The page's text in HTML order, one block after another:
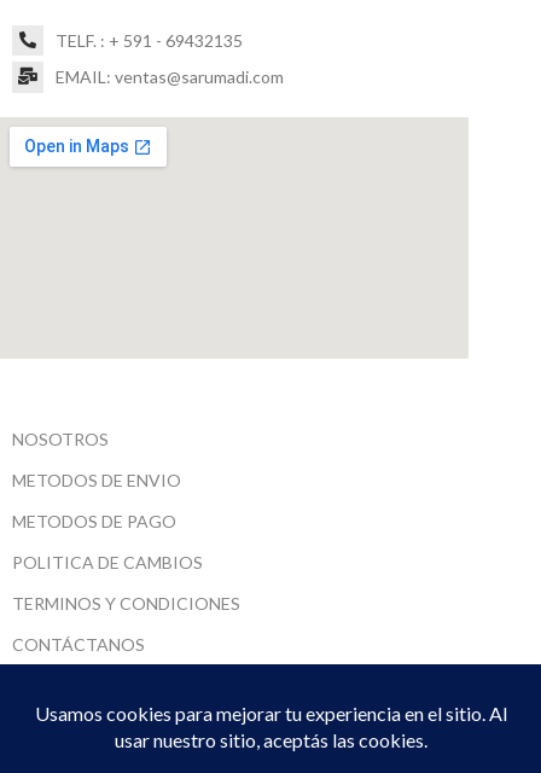
TELF. : + 591 - 69432135
EMAIL: ventas@sarumadi.com
NOSOTROS
METODOS DE ENVIO
METODOS DE PAGO
POLITICA DE CAMBIOS
TERMINOS Y CONDICIONES
CONTÁCTANOS
SARUMADI SRL 2022 CREADO PORDPTO. SISTEMAS . PREMIUM E-COMMERCE